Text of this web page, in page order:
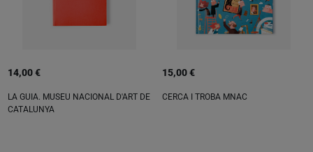
14,00 €
LA GUIA. MUSEU NACIONAL D'ART DE
CATALUNYA
15,00 €
CERCA I TROBA MNAC